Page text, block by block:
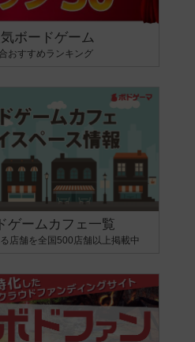
気ボードゲーム
おすすめランキング
ゲームカフェ一覧
店舗を全国500店舗以上掲載中